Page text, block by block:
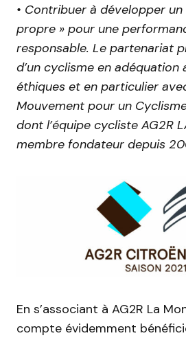
• Contribuer à développer
propre » pour une
responsable. Le partenariat
d’un cyclisme en adéquation
éthiques et en particulier
Mouvement pour un
dont l’équipe cycliste AG2R
membre fondateur depuis
En s’associant à AG2R La
compte évidemment